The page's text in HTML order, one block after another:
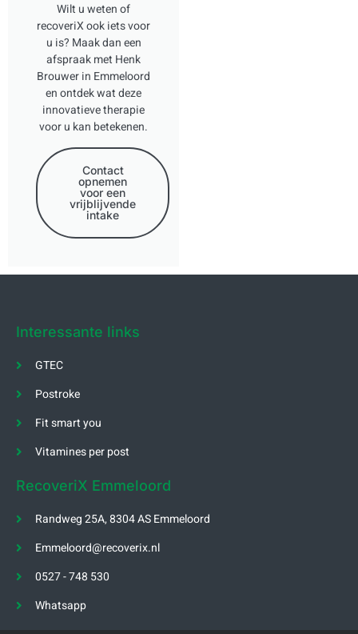
Wilt u weten of
recoveriX ook iets voor
u is? Maak dan een
afspraak met Henk
Brouwer in Emmeloord
en ontdek wat deze
innovatieve therapie
voor u kan betekenen.
Contact
opnemen
voor een
vrijblijvende
intake
Interessante links
GTEC
Postroke
Fit smart you
Vitamines per post
RecoveriX Emmeloord
Randweg 25A, 8304 AS Emmeloord
Emmeloord@recoverix.nl
0527 - 748 530
Whatsapp